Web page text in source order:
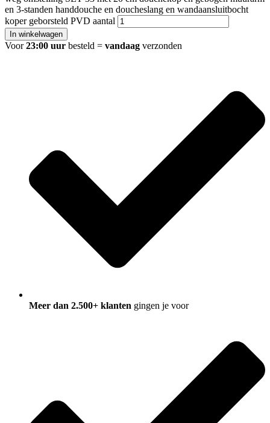
en 3-standen handdouche en doucheslang en wandaansluitbocht
koper geborsteld PVD aantal
In winkelwagen
Voor23:00 uur besteld = vandaag verzonden
Meer dan 2.500+ klanten gingen je voor